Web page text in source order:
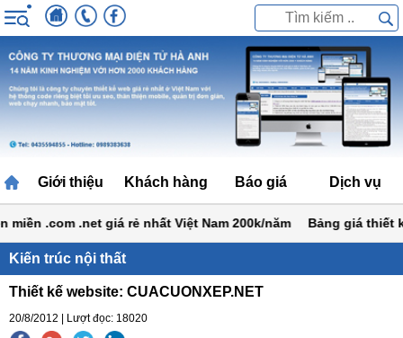
Giới thiệu Khách hàng Báo giá Dịch vụ
.com .net giá rẻ nhất Việt Nam 200k/năm Bảng giá thiết kế
Kiến trúc nội thất
Thiết kế website: CUACUONXEP.NET
20/8/2012 | Lượt đọc: 18020